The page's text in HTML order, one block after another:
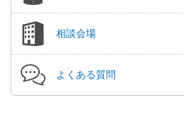
相談会場
よくある質問